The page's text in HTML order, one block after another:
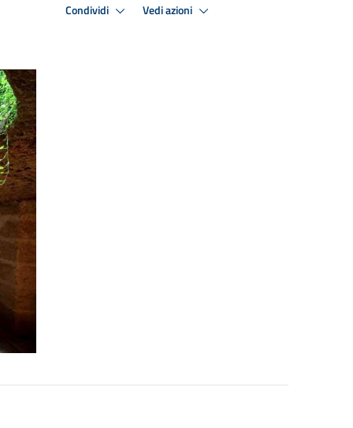
Condividi Vedi azioni